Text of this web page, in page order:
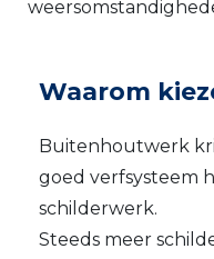
Waarom
Buitenhoutwerk
goed verfsysteem
schilderwerk.
Steeds meer